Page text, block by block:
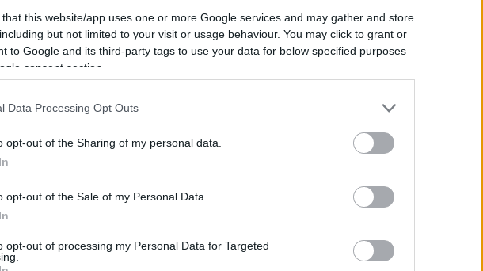
that this website/app uses one or more Google services and may gather and store
but not limited to your visit or usage behaviour. You may click to grant or
to Google and its third-party tags to use your data for below specified purposes
consent section.
Data Processing Opt Outs
opt-out of the Sharing of my personal data.
opt-out of the Sale of my Personal Data.
opt-out of processing my Personal Data for Targeted
A TV2-N: A
JÓVAL KORÁBBAN INDUL A
ÚJ ÉVADA